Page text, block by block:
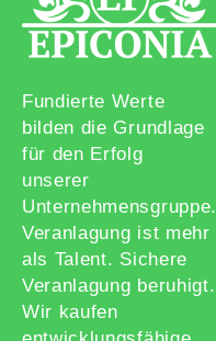
Fundierte Werte
bilden die Grundlage
für den Erfolg
unserer
Unternehmensgruppe.
Veranlagung ist mehr
als Talent. Sichere
Veranlagung beruhigt.
Wir kaufen